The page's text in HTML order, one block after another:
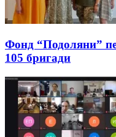
Фонд “Подоляни”
105 бригади